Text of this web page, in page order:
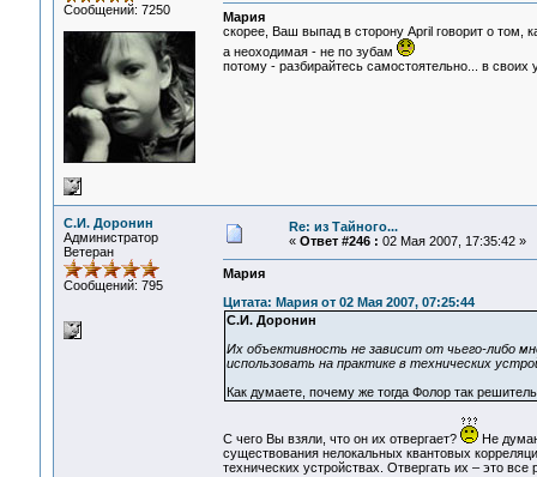
Сообщений: 7250
Мария
скорее, Ваш выпад в сторону April говорит о том,
а неоходимая - не по зубам
потому - разбирайтесь самостоятельно... в своих
С.И. Доронин
Администратор
Ветеран
Сообщений: 795
Re: из Тайного...
« Ответ #246 : 02 Мая 2007, 17:35:42 »
Мария
Цитата: Мария от 02 Мая 2007, 07:25:44
С.И. Доронин
Их объективность не зависит от чьего-либо
использовать на практике в технических
Как думаете, почему же тогда Фолор так
С чего Вы взяли, что он их отвергает?
Не
существования нелокальных квантовых
технических устройствах. Отвергать их – это